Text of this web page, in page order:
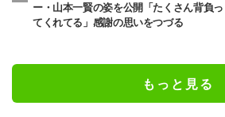
ー・山本一賢の姿を公開「たくさん背負っ
てくれてる」感謝の思いをつづる
もっと見る